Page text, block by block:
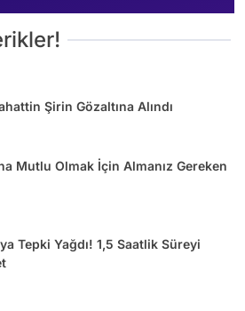
Şirin Gözaltına Alındı
Mutlu Olmak İçin Almanız Gereken
Tepki Yağdı! 1,5 Saatlik Süreyi